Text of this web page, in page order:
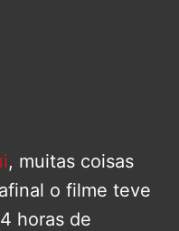
, muitas coisas
o filme teve
horas de